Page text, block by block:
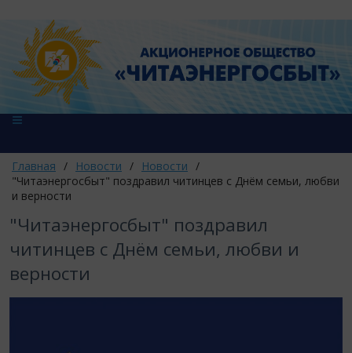
Главная / Новости / Новости /
"Читаэнергосбыт" поздравил читинцев с Днём семьи, любви
и верности
"Читаэнергосбыт" поздравил
читинцев с Днём семьи, любви и
верности